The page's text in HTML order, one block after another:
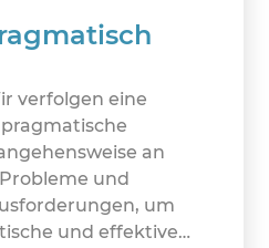
verfolgen eine
pragmatische
an
Probleme und
um
und effektive